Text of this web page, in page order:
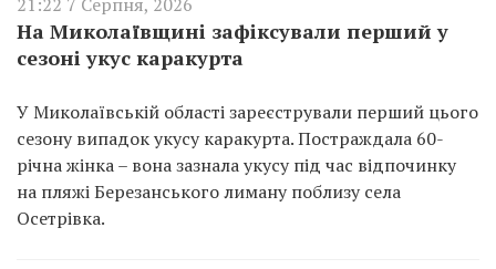
На Миколаївщині зафіксували перший у
сезоні укус каракурта
У Миколаївській області зареєстрували перший цього
сезону випадок укусу каракурта. Постраждала 60-
річна жінка – вона зазнала укусу під час відпочинку
на пляжі Березанського лиману поблизу села
Осетрівка.